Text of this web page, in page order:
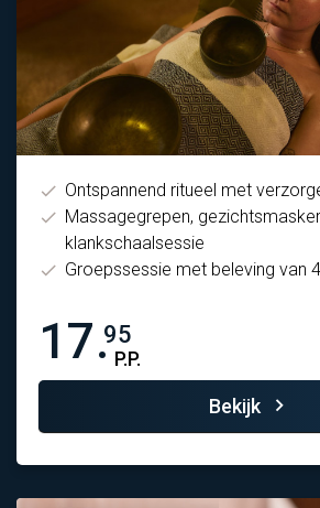
Ontspannend ritueel met
Massagegrepen,
klankschaalsessie
Groepssessie met beleving van
17.95
P.P.
Bekijk